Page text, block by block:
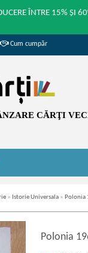
ÎNTRE 15% ȘI
Cum cumpăr
CĂRŢI
» Istorie Universala » Polonia
Polonia